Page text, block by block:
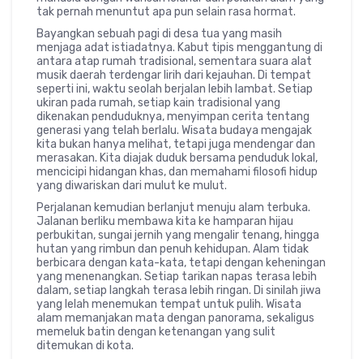
tak pernah menuntut apa pun selain rasa hormat.
Bayangkan sebuah pagi di desa tua yang masih
menjaga adat istiadatnya. Kabut tipis menggantung di
antara atap rumah tradisional, sementara suara alat
musik daerah terdengar lirih dari kejauhan. Di tempat
seperti ini, waktu seolah berjalan lebih lambat. Setiap
ukiran pada rumah, setiap kain tradisional yang
dikenakan penduduknya, menyimpan cerita tentang
generasi yang telah berlalu. Wisata budaya mengajak
kita bukan hanya melihat, tetapi juga mendengar dan
merasakan. Kita diajak duduk bersama penduduk lokal,
mencicipi hidangan khas, dan memahami filosofi hidup
yang diwariskan dari mulut ke mulut.
Perjalanan kemudian berlanjut menuju alam terbuka.
Jalanan berliku membawa kita ke hamparan hijau
perbukitan, sungai jernih yang mengalir tenang, hingga
hutan yang rimbun dan penuh kehidupan. Alam tidak
berbicara dengan kata-kata, tetapi dengan keheningan
yang menenangkan. Setiap tarikan napas terasa lebih
dalam, setiap langkah terasa lebih ringan. Di sinilah jiwa
yang lelah menemukan tempat untuk pulih. Wisata
alam memanjakan mata dengan panorama, sekaligus
memeluk batin dengan ketenangan yang sulit
ditemukan di kota.